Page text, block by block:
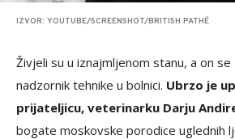
IZVOR: YOUTUBE/SCREENSHOT/BRITISH PATHÉ
Živjeli su u iznajmljenom stanu, a on se
nadzornik tehnike u bolnici. Ubrzo je
prijateljicu, veterinarku Darju
bogate moskovske porodice uglednih